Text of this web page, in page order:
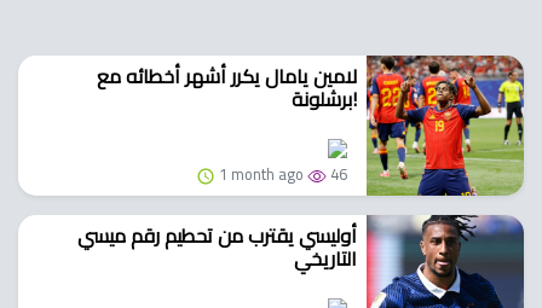
لامين يامال يكرر أشهر أخطائه مع
برشلونة!
1 month ago 46
أوليسي يقترب من تحطيم رقم ميسي
التاريخي